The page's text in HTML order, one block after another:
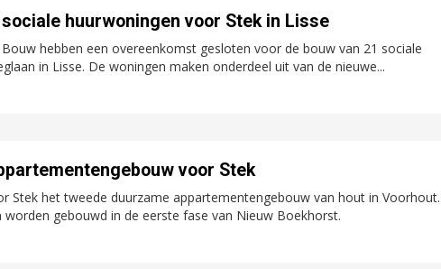
huurwoningen voor Stek in Lisse
hebben een overeenkomst gesloten voor de bouw van 21 sociale
in Lisse. De woningen maken onderdeel uit van de nieuwe...
voor Stek
Stek het tweede duurzame appartementengebouw van hout in Voorhout.
gebouwd in de eerste fase van Nieuw Boekhorst.